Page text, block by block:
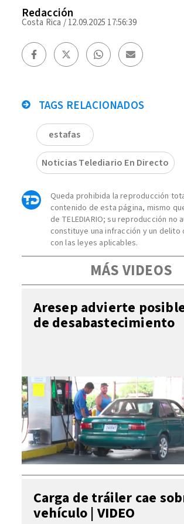
Redacción
Costa Rica /12.09.2025 17:56:39
TAGS RELACIONADOS
estafas
Noticias Telediario En Directo
Queda prohibida la reproducción
contenido de esta página, mismo
de TELEDIARIO; su reproducción no
constituye una infracción y un
con las leyes aplicables.
MÁS VIDEOS
Aresep advierte
de desabastecimiento
Carga de tráiler cae
vehículo | VIDEO